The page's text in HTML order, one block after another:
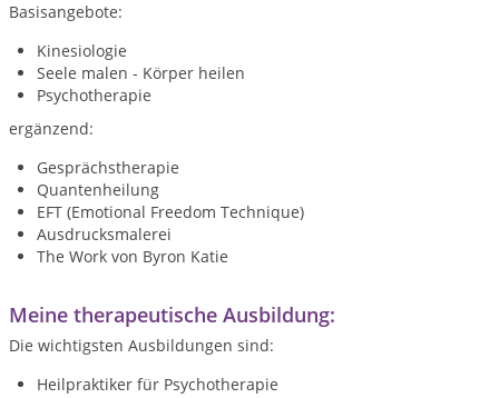
Basisangebote:
Kinesiologie
Seele malen - Körper heilen
Psychotherapie
ergänzend:
Gesprächstherapie
Quantenheilung
EFT (Emotional Freedom Technique)
Ausdrucksmalerei
The Work von Byron Katie
Meine therapeutische Ausbildung:
Die wichtigsten Ausbildungen sind:
Heilpraktiker für Psychotherapie